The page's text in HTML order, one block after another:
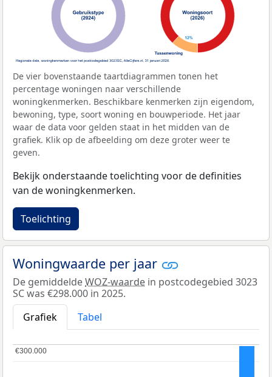
De vier bovenstaande taartdiagrammen tonen het
percentage woningen naar verschillende
woningkenmerken. Beschikbare kenmerken zijn eigendom,
bewoning, type, soort woning en bouwperiode. Het jaar
waar de data voor gelden staat in het midden van de
grafiek. Klik op de afbeelding om deze groter weer te
geven.
Bekijk onderstaande toelichting voor de definities
van de woningkenmerken.
Toelichting
Woningwaarde per jaar
De gemiddeldeWOZ-waarde in postcodegebied 3023
SC was €298.000 in 2025.
Grafiek
Tabel
€300.000
€300.000